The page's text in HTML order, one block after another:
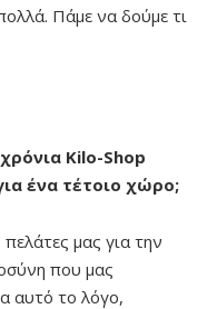
Πάμε να δούμε τι
Kilo-Shop
ένα τέτοιο χώρο;
μας για την
που μας
αυτό το λόγο,